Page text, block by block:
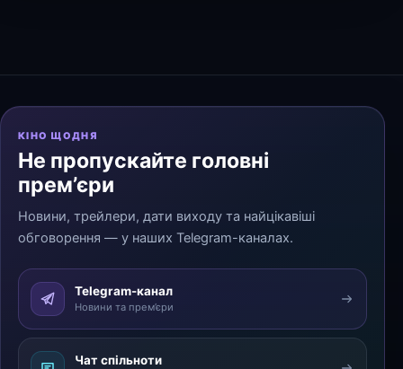
КІНО ЩОДНЯ
Не пропускайте головні
прем’єри
Новини, трейлери, дати виходу та найцікавіші
обговорення — у наших Telegram-каналах.
Telegram-канал
Новини та прем’єри
Чат спільноти